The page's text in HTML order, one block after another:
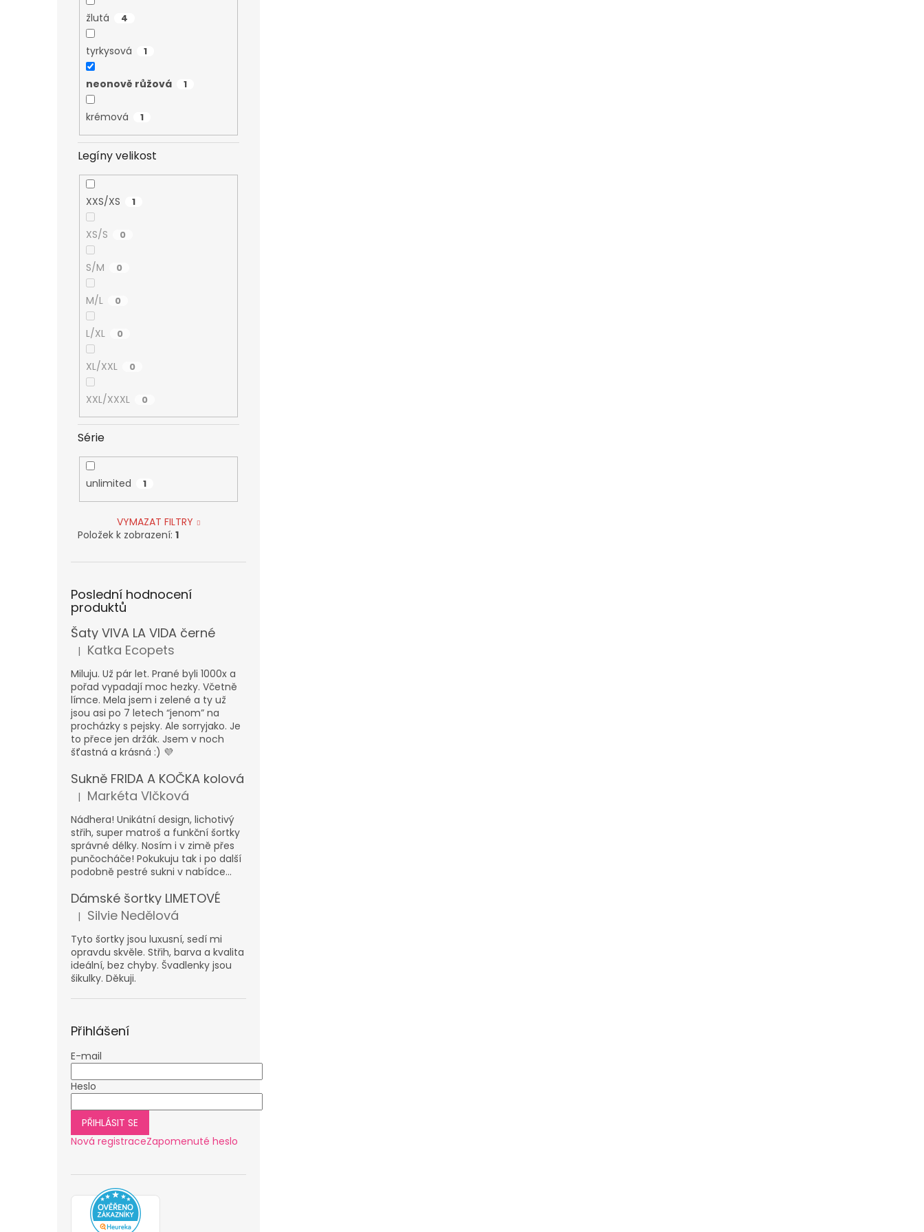
žlutá 4
tyrkysová 1
neonově růžová 1
krémová 1
Legíny velikost
XXS/XS 1
XS/S 0
S/M 0
M/L 0
L/XL 0
XL/XXL 0
XXL/XXXL 0
Série
unlimited 1
VYMAZAT FILTRY
Položek k zobrazení: 1
Poslední hodnocení
produktů
Šaty VIVA LA VIDA černé
Hodnocení produktu je 5 z 5 hvězdiček.
| Katka Ecopets
Miluju. Už pár let. Prané byli 1000x a
pořad vypadají moc hezky. Včetně
límce. Mela jsem i zelené a ty už
jsou asi po 7 letech “jenom” na
procházky s pejsky. Ale sorryjako. Je
to přece jen držák. Jsem v noch
šťastná a krásná :) 💜
Sukně FRIDA A KOČKA kolová
Hodnocení produktu je 5 z 5 hvězdiček.
| Markéta Vlčková
Nádhera! Unikátní design, lichotivý
střih, super matroš a funkční šortky
správné délky. Nosím i v zimě přes
punčocháče! Pokukuju tak i po další
podobně pestré sukni v nabídce...
Dámské šortky LIMETOVÉ
Hodnocení produktu je 5 z 5 hvězdiček.
| Silvie Nedělová
Tyto šortky jsou luxusní, sedí mi
opravdu skvěle. Střih, barva a kvalita
ideální, bez chyby. Švadlenky jsou
šikulky. Děkuji.
Přihlášení
E-mail
Heslo
PŘIHLÁSIT SE
Nová registraceZapomenuté heslo